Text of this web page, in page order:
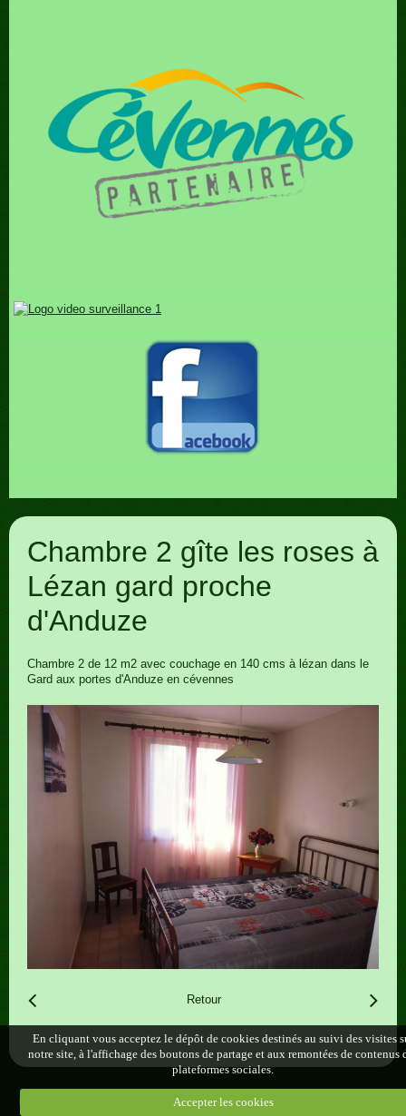
Chambre 2 gîte les roses à
Lézan gard proche
d'Anduze
Chambre 2 de 12 m2 avec couchage en 140 cms à lézan dans le
Gard aux portes d'Anduze en cévennes
Retour
En cliquant vous acceptez le dépôt de cookies destinés au suivi des visites
notre site, à l'affichage des boutons de partage et aux remontées de contenus
plateformes sociales.
Accepter les cookies